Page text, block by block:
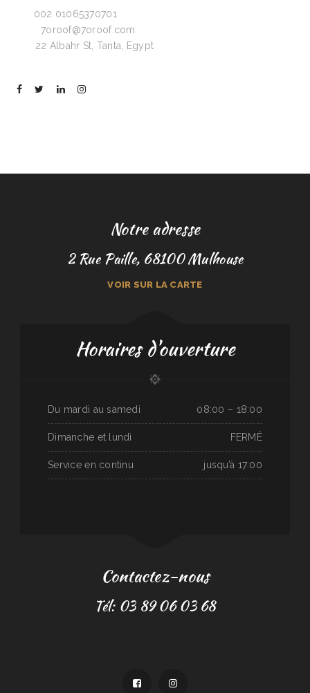
002 01065370701
7oroof@7oroof.com
22 Albahr St, Tanta, Egypt
Notre adresse
2 Rue Paille, 68100 Mulhouse
VOIR SUR LA CARTE
Horaires d'ouverture
Du mardi au samedi 08:00 – 18:00
Dimanche et lundi FERMÉ
Service en continu jusqu’à 17:00
Contactez-nous
Tél: 03 89 06 03 68